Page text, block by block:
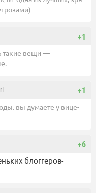
+1
такие вещи —
+1
вы думаете у вице-
+6
блоггеров-